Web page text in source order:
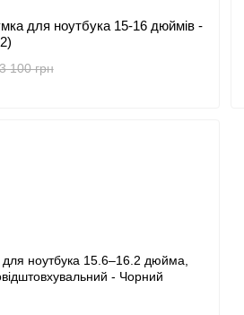
для ноутбука 15-16 дюймів -
100 грн